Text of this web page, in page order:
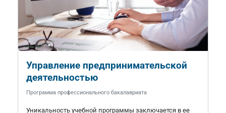
Управление предпринимательской
деятельностью
Программа профессионального бакалавриата
Уникальность учебной программы заключается в ее